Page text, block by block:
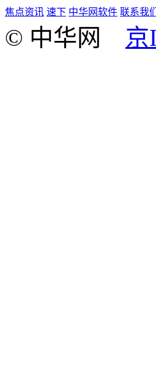
焦点资讯 速下 中华网软件 联系我们
© 中华网 京